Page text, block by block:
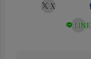
X
LINE